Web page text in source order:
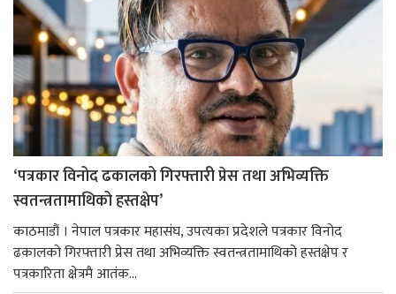
‘पत्रकार विनोद ढकालको गिरफ्तारी प्रेस तथा अभिव्यक्ति
स्वतन्त्रतामाथिको हस्तक्षेप’
काठमाडौं । नेपाल पत्रकार महासंघ, उपत्यका प्रदेशले पत्रकार विनोद
ढकालको गिरफ्तारी प्रेस तथा अभिव्यक्ति स्वतन्त्रतामाथिको हस्तक्षेप र
पत्रकारिता क्षेत्रमै आतंक...